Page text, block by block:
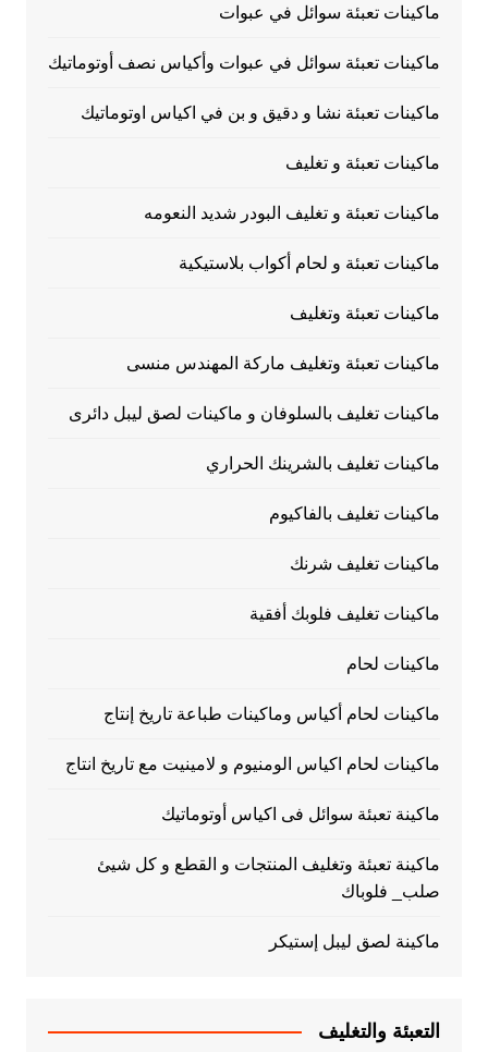
ماكينات تعبئة سوائل في عبوات
ماكينات تعبئة سوائل في عبوات وأكياس نصف أوتوماتيك
ماكينات تعبئة نشا و دقيق و بن في اكياس اوتوماتيك
ماكينات تعبئة و تغليف
ماكينات تعبئة و تغليف البودر شديد النعومه
ماكينات تعبئة و لحام أكواب بلاستيكية
ماكينات تعبئة وتغليف
ماكينات تعبئة وتغليف ماركة المهندس منسى
ماكينات تغليف بالسلوفان و ماكينات لصق ليبل دائرى
ماكينات تغليف بالشرينك الحراري
ماكينات تغليف بالفاكيوم
ماكينات تغليف شرنك
ماكينات تغليف فلوبك أفقية
ماكينات لحام
ماكينات لحام أكياس وماكينات طباعة تاريخ إنتاج
ماكينات لحام اكياس الومنيوم و لامينيت مع تاريخ انتاج
ماكينة تعبئة سوائل فى اكياس أوتوماتيك
ماكينة تعبئة وتغليف المنتجات و القطع و كل شيئ
صلب_ فلوباك
ماكينة لصق ليبل إستيكر
التعبئة والتغليف